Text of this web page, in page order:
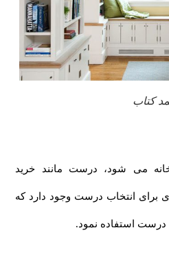
کتاب
می شود، درست مانند خرید
برای انتخاب درست وجود دارد که
درست استفاده نمود.